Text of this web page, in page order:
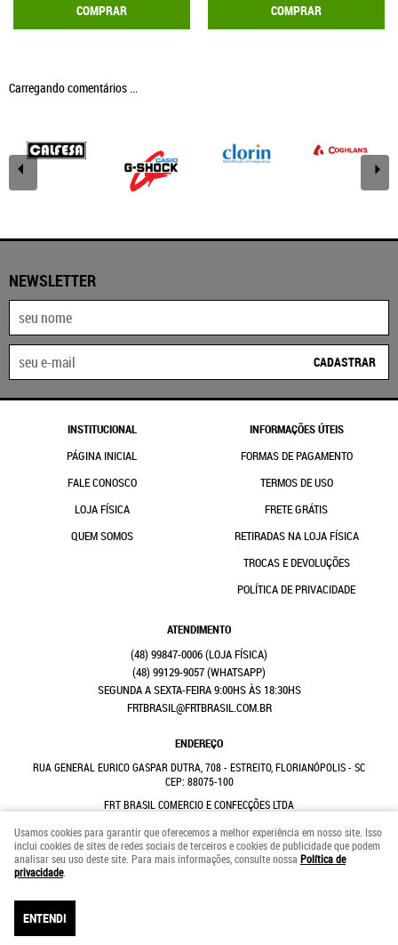
COMPRAR COMPRAR
Carregando comentários ...
NEWSLETTER
CADASTRAR
INSTITUCIONAL
PÁGINA INICIAL
FALE CONOSCO
LOJA FÍSICA
QUEM SOMOS
INFORMAÇÕES ÚTEIS
FORMAS DE PAGAMENTO
TERMOS DE USO
FRETE GRÁTIS
RETIRADAS NA LOJA FÍSICA
TROCAS E DEVOLUÇÕES
POLÍTICA DE PRIVACIDADE
ATENDIMENTO
(48) 99847-0006
(48) 99129-9057(WHATSAPP)
SEGUNDA A SEXTA-FEIRA 9:00HS ÀS 18:30HS
FRTBRASIL@FRTBRASIL.COM.BR
ENDEREÇO
RUA GENERAL EURICO GASPAR DUTRA, 708- ESTREITO, FLORIANÓPOLIS- SC
CEP: 88075-100
FRT BRASIL COMERCIO E CONFECÇÕES LTDA
LOJA VIRTUAL CRIADA POR
Usamos cookies para garantir que oferecemos a melhor experiência em nosso site. Isso
inclui cookies de sites de redes sociais de terceiros e cookies de publicidade que podem
analisar seu uso deste site. Para mais informações, consulte nossa Política de
privacidade.
ENTENDI